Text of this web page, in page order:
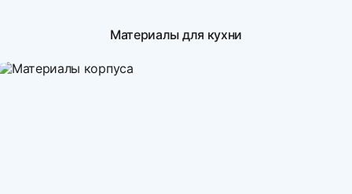
Материалы для кухни